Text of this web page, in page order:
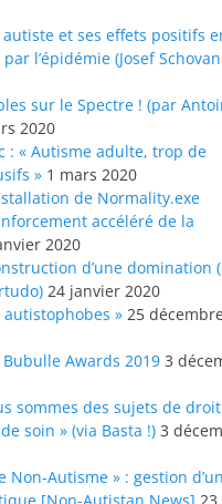
et ses effets positifs
l’épidémie (Josef
sur le Spectre ! (par
2020
: « Autisme adulte, trop de
» 1 mars 2020
de Normality.exe
accéléré de la
2020
d’une domination
24 janvier 2020
» 25 décembre
Awards 2019 3
sommes des sujets de
soin » (via Basta !) 3
Non-Autisme » : gestion